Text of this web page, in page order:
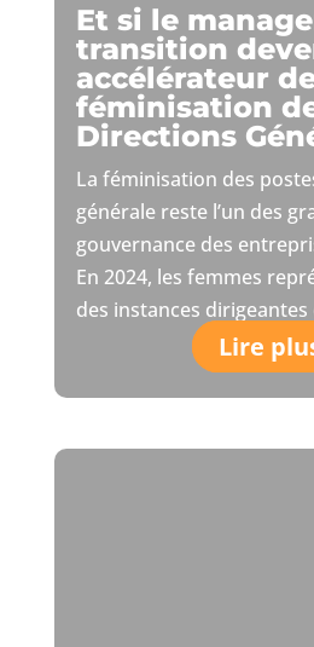
Et si le
transition
accélérateur
féminisation
Directions
La féminisation des
générale reste l’un des
gouvernance des
En 2024, les femmes
des instances dirigeantes
Lire